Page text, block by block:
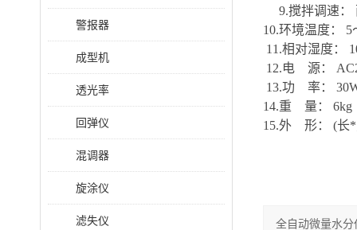
警报器
成型机
透光率
回弹仪
混调器
旋涂仪
滤失仪
9.搅拌调速：
10.环境温度：
11.相对湿度：
12.电 源：
13.功 率：
14.重 量： 6kg
15.外 形： (长*